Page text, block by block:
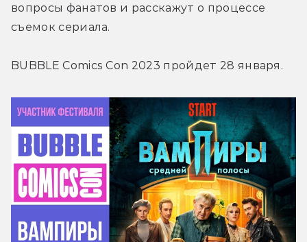
вопросы фанатов и расскажут о процессе
съемок сериала.
BUBBLE Comics Con 2023 пройдет 28 января.